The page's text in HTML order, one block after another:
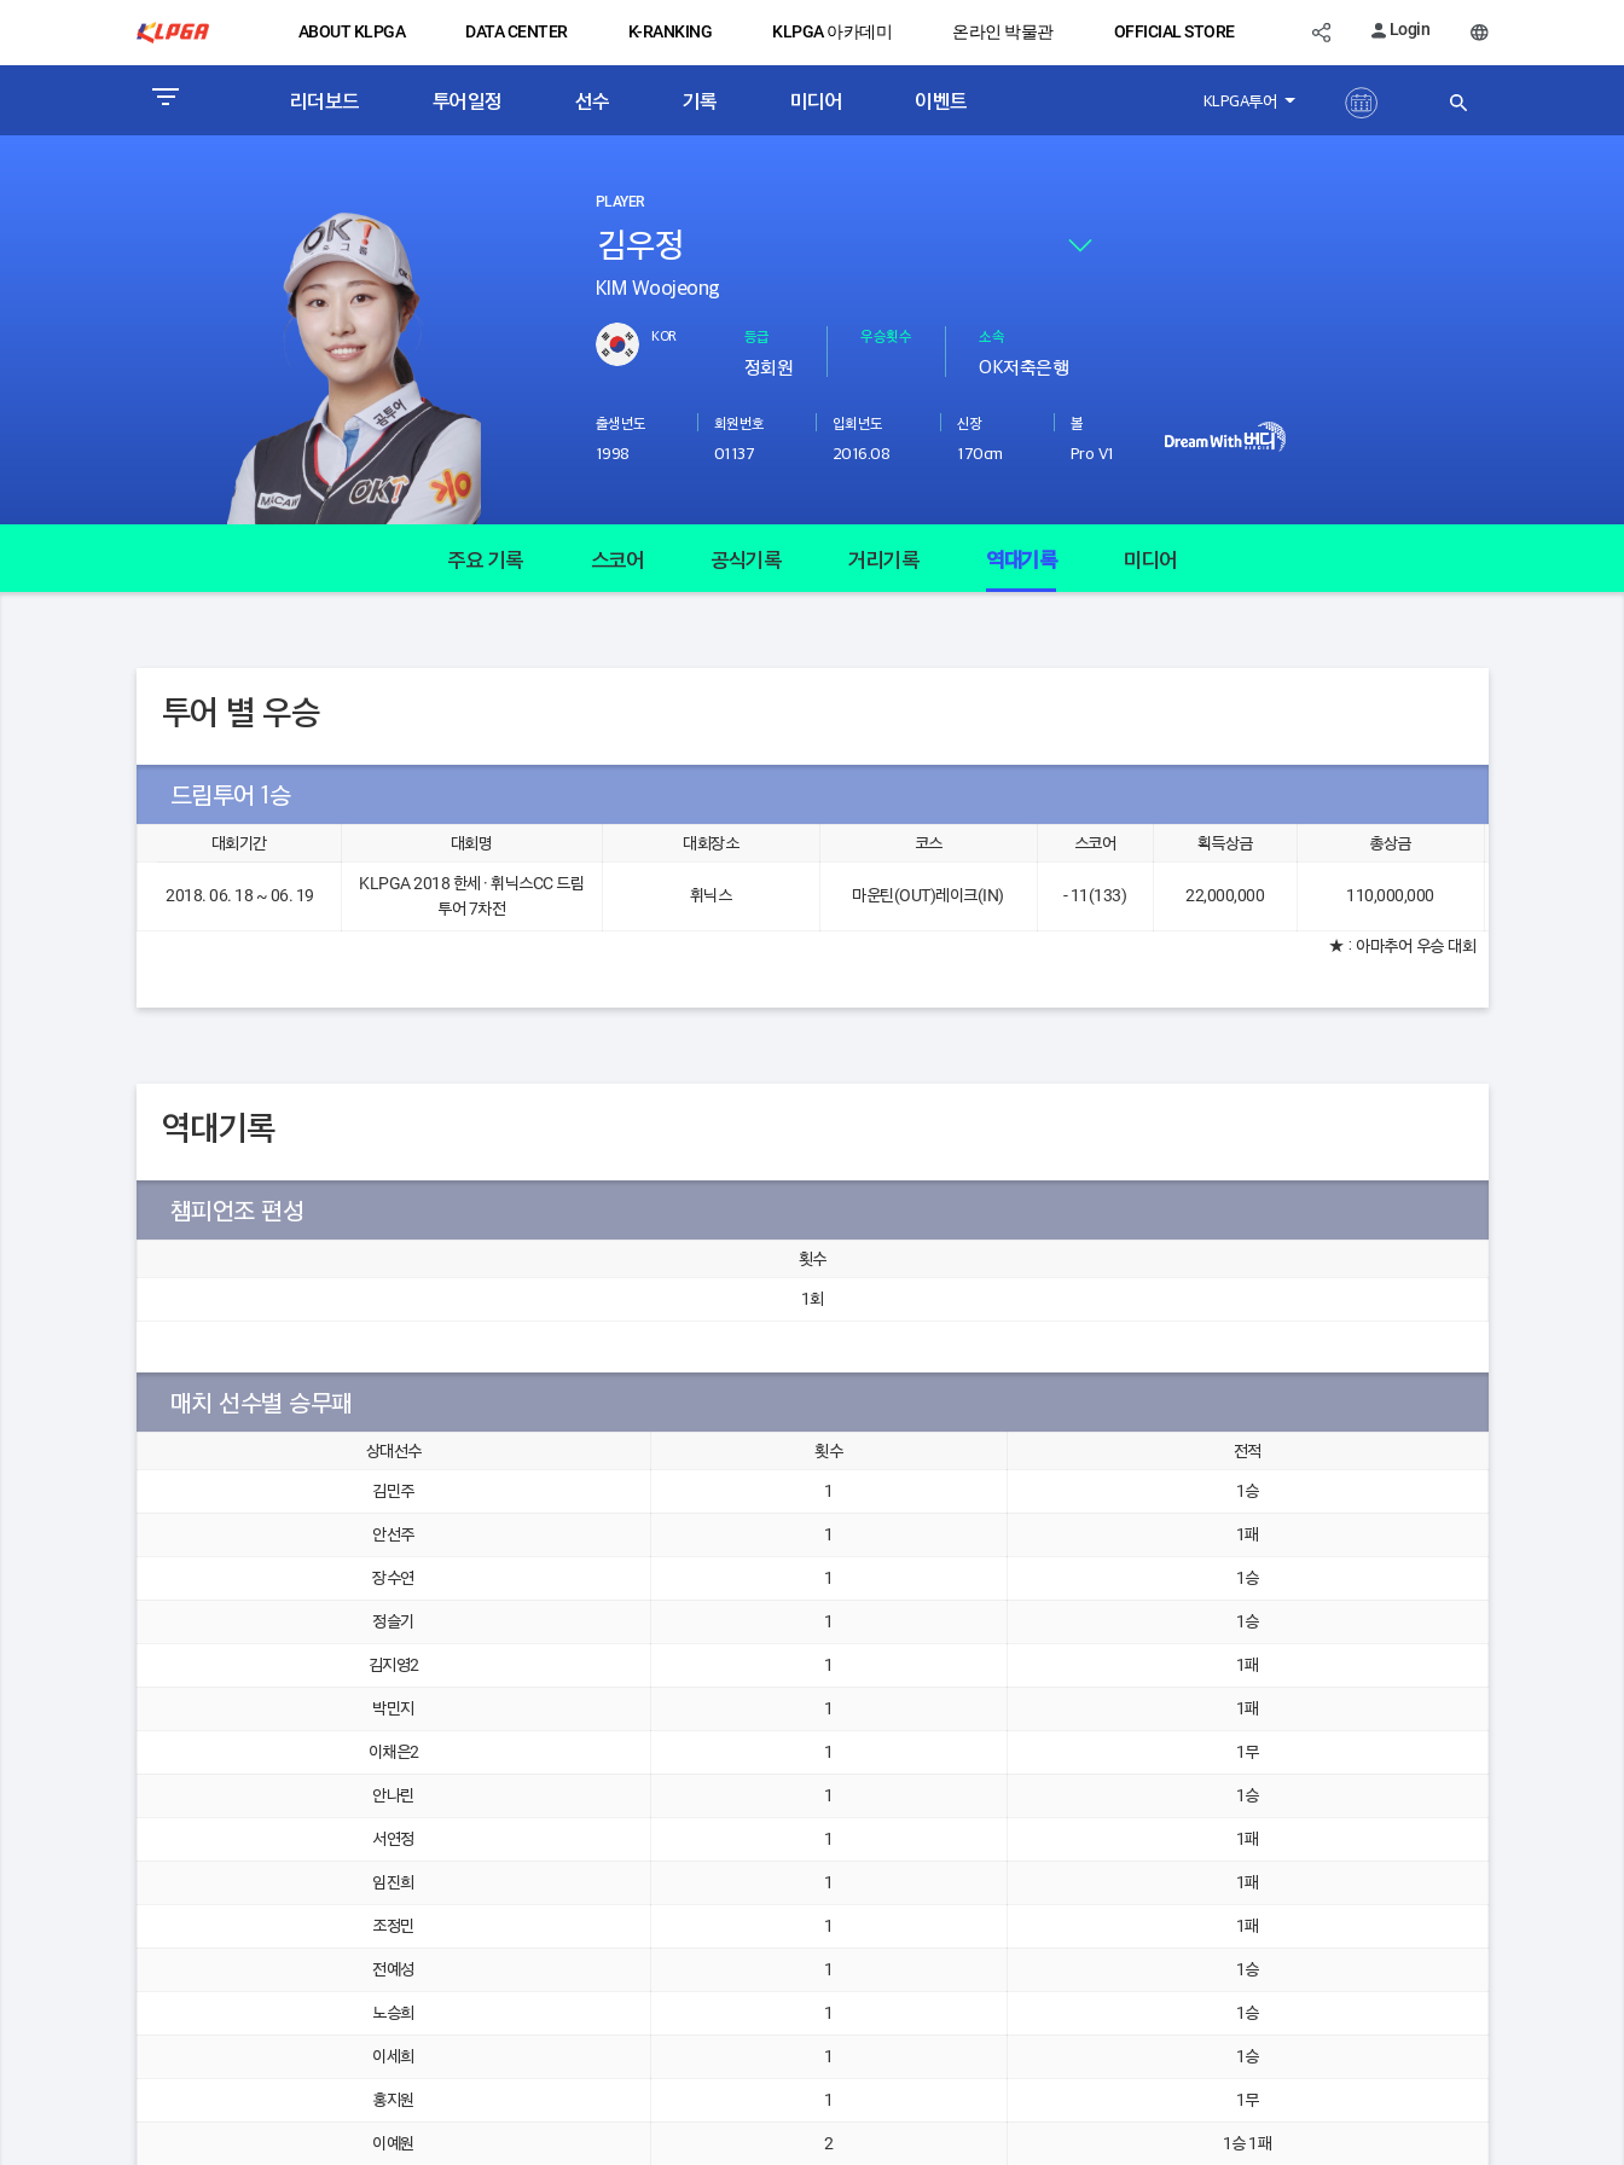
ABOUT KLPGA DATA CENTER K-RANKING KLPGA 아카데미 온라인 박물관 OFFICIAL STORE Login
리더보드 투어일정 선수 기록 미디어 이벤트 KLPGA투어
PLAYER
KIM Woojeong
KOR 등급
정회원
우승횟수 소속
OK저축은행
출생년도
1998
회원번호
01137
입회년도
2016.08
신장
170cm
볼
Pro V1
주요 기록 스코어 공식기록 거리기록 역대기록 미디어
투어 별 우승
드림투어 1승
대회기간 대회명 대회장소 코스 스코어 획득상금 총상금
2018. 06. 18 ~ 06. 19
KLPGA 2018 한세 · 휘닉스CC 드림
투어 7차전
휘닉스 마운틴(OUT)레이크(IN) - 11(133) 22,000,000 110,000,000
★ : 아마추어 우승 대회
역대기록
챔피언조 편성
횟수
1회
매치 선수별 승무패
상대선수 횟수 전적
김민주 1 1승
안선주 1 1패
장수연 1 1승
정슬기 1 1승
김지영2 1 1패
박민지 1 1패
이채은2 1 1무
안나린 1 1승
서연정 1 1패
임진희 1 1패
조정민 1 1패
전예성 1 1승
노승희 1 1승
이세희 1 1승
홍지원 1 1무
이예원 2 1승 1패